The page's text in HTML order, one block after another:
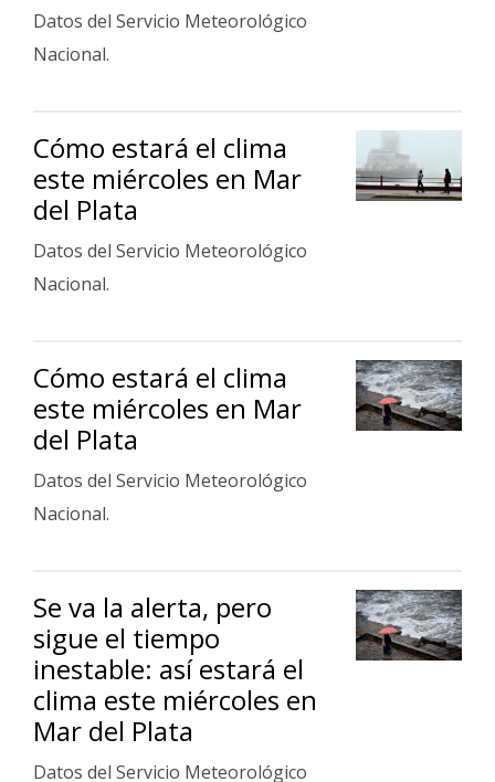
Datos del Servicio Meteorológico
Nacional.
Cómo estará el clima
este miércoles en Mar
del Plata
Datos del Servicio Meteorológico
Nacional.
Cómo estará el clima
este miércoles en Mar
del Plata
Datos del Servicio Meteorológico
Nacional.
Se va la alerta, pero
sigue el tiempo
inestable: así estará el
clima este miércoles en
Mar del Plata
Datos del Servicio Meteorológico